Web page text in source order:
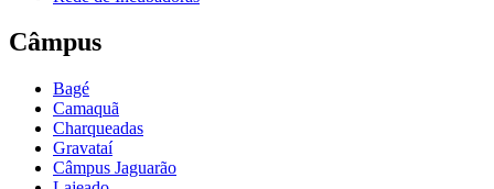
Câmpus
Bagé
Camaquã
Charqueadas
Gravataí
Câmpus Jaguarão